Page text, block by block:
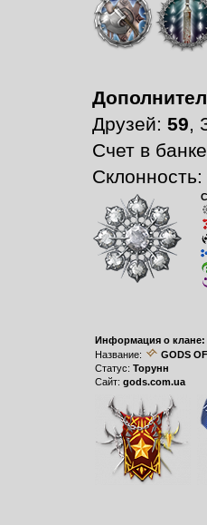
Друзей: 59,
Счет в
Информация о клане:
Название:
GODS
Статус: Торунн
Сайт: gods.com.ua